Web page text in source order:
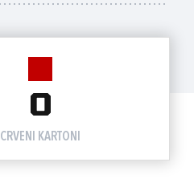
0
CRVENI KARTONI